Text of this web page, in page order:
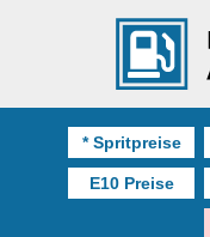
* Spritpreise
E10 Preise